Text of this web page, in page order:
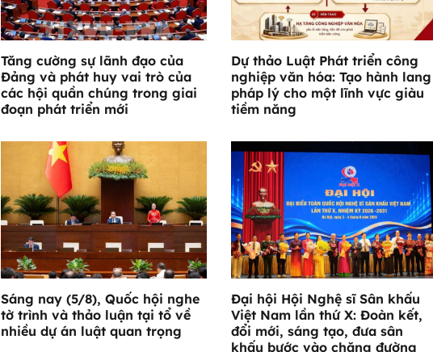
Tăng cường sự lãnh đạo của
Đảng và phát huy vai trò của
các hội quần chúng trong giai
đoạn phát triển mới
Dự thảo Luật Phát triển công
nghiệp văn hóa: Tạo hành lang
pháp lý cho một lĩnh vực giàu
tiềm năng
Sáng nay (5/8), Quốc hội nghe
tờ trình và thảo luận tại tổ về
nhiều dự án luật quan trọng
Đại hội Hội Nghệ sĩ Sân khấu
Việt Nam lần thứ X: Đoàn kết,
đổi mới, sáng tạo, đưa sân
khấu bước vào chặng đường